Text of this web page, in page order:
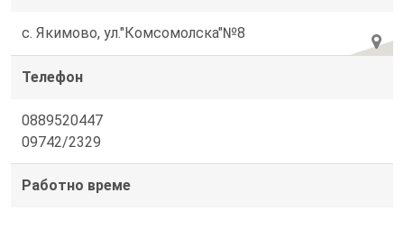
с. Якимово, ул."Комсомолска"№8
Телефон
0889520447
09742/2329
Работно време